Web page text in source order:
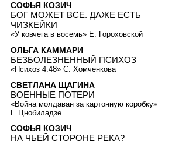
СОФЬЯ КОЗИЧ
БОГ МОЖЕТ ВСЕ. ДАЖЕ ЕСТЬ
ЧИЗКЕЙКИ
«У ковчега в восемь» Е. Гороховской
ОЛЬГА КАММАРИ
БЕЗБОЛЕЗНЕННЫЙ ПСИХОЗ
«Психоз 4.48» С. Хомченкова
СВЕТЛАНА ЩАГИНА
ВОЕННЫЕ ПОТЕРИ
«Война молдаван за картонную коробку»
Г. Цнобиладзе
СОФЬЯ КОЗИЧ
НА ЧЬЕЙ СТОРОНЕ РЕКА?